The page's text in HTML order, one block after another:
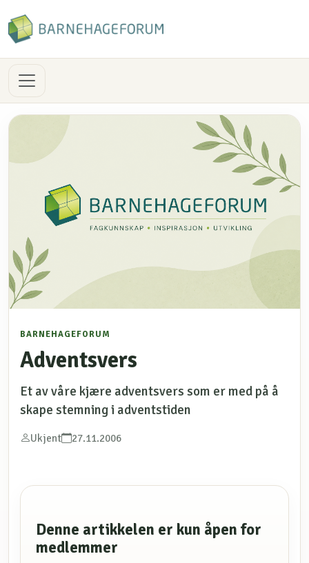
BARNEHAGEFORUM
Adventsvers
Et av våre kjære adventsvers som er med på å
skape stemning i adventstiden
Ukjent 27.11.2006
Denne artikkelen er kun åpen for
medlemmer